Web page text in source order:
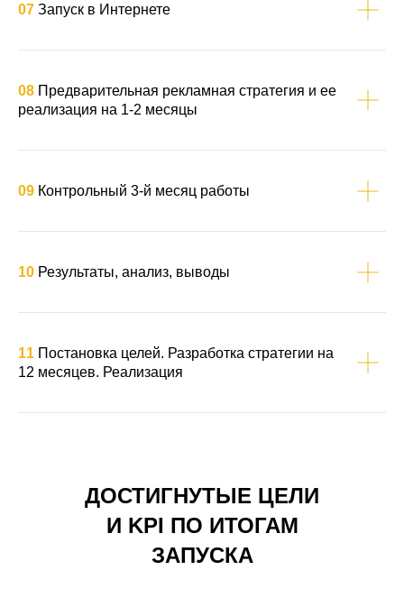
07 Запуск в Интернете
08 Предварительная рекламная стратегия и ее
реализация на 1-2 месяцы
09 Контрольный 3-й месяц работы
10 Результаты, анализ, выводы
11 Постановка целей. Разработка стратегии на
12 месяцев. Реализация
ДОСТИГНУТЫЕ ЦЕЛИ
И KPI ПО ИТОГАМ
ЗАПУСКА